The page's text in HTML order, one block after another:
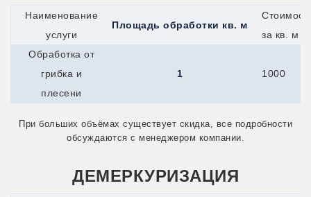
Пушкино
Пущино
Ржев
Серпухов
Сим
Старая Купавна
Наименование
услуги
Площадь обработки кв. м
за кв. м
Обработка от
грибка и
плесени
1 1000
При больших объёмах существует скидка, все подробности
обсуждаются с менеджером компании.
ДЕМЕРКУРИЗАЦИЯ